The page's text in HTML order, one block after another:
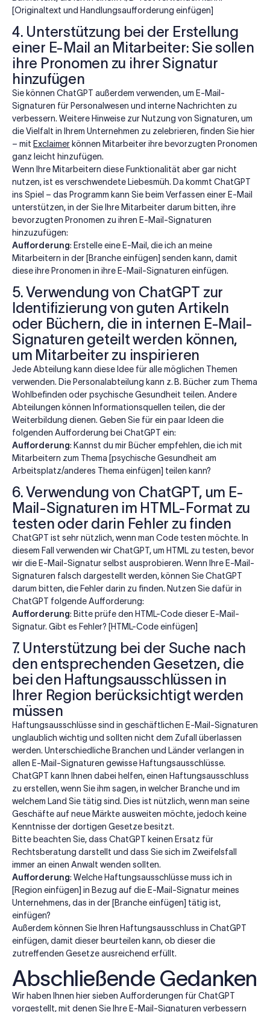
[Originaltext und Handlungsaufforderung einfügen]
4. Unterstützung bei der Erstellung
einer E-Mail an Mitarbeiter: Sie sollen
ihre Pronomen zu ihrer Signatur
hinzufügen
Sie können ChatGPT außerdem verwenden, um E-Mail-
Signaturen für Personalwesen und interne Nachrichten zu
verbessern. Weitere Hinweise zur Nutzung von Signaturen, um
die Vielfalt in Ihrem Unternehmen zu zelebrieren, finden Sie hier
– mit Exclaimer können Mitarbeiter ihre bevorzugten Pronomen
ganz leicht hinzufügen.
Wenn Ihre Mitarbeitern diese Funktionalität aber gar nicht
nutzen, ist es verschwendete Liebesmüh. Da kommt ChatGPT
ins Spiel – das Programm kann Sie beim Verfassen einer E-Mail
unterstützen, in der Sie Ihre Mitarbeiter darum bitten, ihre
bevorzugten Pronomen zu ihren E-Mail-Signaturen
hinzuzufügen:
Aufforderung: Erstelle eine E-Mail, die ich an meine
Mitarbeitern in der [Branche einfügen] senden kann, damit
diese ihre Pronomen in ihre E-Mail-Signaturen einfügen.
5. Verwendung von ChatGPT zur
Identifizierung von guten Artikeln
oder Büchern, die in internen E-Mail-
Signaturen geteilt werden können,
um Mitarbeiter zu inspirieren
Jede Abteilung kann diese Idee für alle möglichen Themen
verwenden. Die Personalabteilung kann z. B. Bücher zum Thema
Wohlbefinden oder psychische Gesundheit teilen. Andere
Abteilungen können Informationsquellen teilen, die der
Weiterbildung dienen. Geben Sie für ein paar Ideen die
folgenden Aufforderung bei ChatGPT ein:
Aufforderung: Kannst du mir Bücher empfehlen, die ich mit
Mitarbeitern zum Thema [psychische Gesundheit am
Arbeitsplatz/anderes Thema einfügen] teilen kann?
6. Verwendung von ChatGPT, um E-
Mail-Signaturen im HTML-Format zu
testen oder darin Fehler zu finden
ChatGPT ist sehr nützlich, wenn man Code testen möchte. In
diesem Fall verwenden wir ChatGPT, um HTML zu testen, bevor
wir die E-Mail-Signatur selbst ausprobieren. Wenn Ihre E-Mail-
Signaturen falsch dargestellt werden, können Sie ChatGPT
darum bitten, die Fehler darin zu finden. Nutzen Sie dafür in
ChatGPT folgende Aufforderung:
Aufforderung: Bitte prüfe den HTML-Code dieser E-Mail-
Signatur. Gibt es Fehler? [HTML-Code einfügen]
7. Unterstützung bei der Suche nach
den entsprechenden Gesetzen, die
bei den Haftungsausschlüssen in
Ihrer Region berücksichtigt werden
müssen
Haftungsausschlüsse sind in geschäftlichen E-Mail-Signaturen
unglaublich wichtig und sollten nicht dem Zufall überlassen
werden. Unterschiedliche Branchen und Länder verlangen in
allen E-Mail-Signaturen gewisse Haftungsausschlüsse.
ChatGPT kann Ihnen dabei helfen, einen Haftungsausschluss
zu erstellen, wenn Sie ihm sagen, in welcher Branche und im
welchem Land Sie tätig sind. Dies ist nützlich, wenn man seine
Geschäfte auf neue Märkte ausweiten möchte, jedoch keine
Kenntnisse der dortigen Gesetze besitzt.
Bitte beachten Sie, dass ChatGPT keinen Ersatz für
Rechtsberatung darstellt und dass Sie sich im Zweifelsfall
immer an einen Anwalt wenden sollten.
Aufforderung: Welche Haftungsausschlüsse muss ich in
[Region einfügen] in Bezug auf die E-Mail-Signatur meines
Unternehmens, das in der [Branche einfügen] tätig ist,
einfügen?
Außerdem können Sie Ihren Haftungsausschluss in ChatGPT
einfügen, damit dieser beurteilen kann, ob dieser die
zutreffenden Gesetze ausreichend erfüllt.
Abschließende Gedanken
Wir haben Ihnen hier sieben Aufforderungen für ChatGPT
vorgestellt, mit denen Sie Ihre E-Mail-Signaturen verbessern